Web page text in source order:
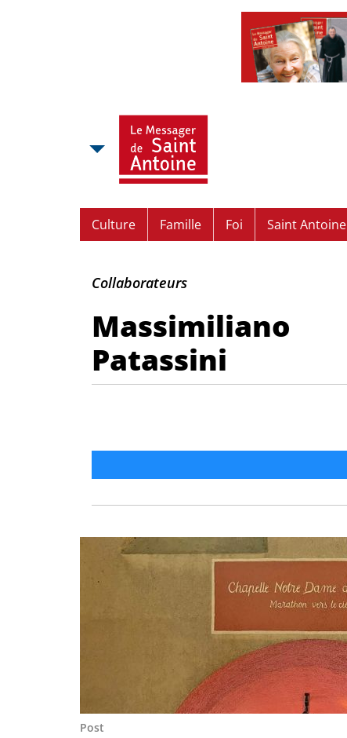
Culture Famille Foi Saint Antoine
Frère
Massimiliano
Patassini
Collaborateurs
Massimiliano
Patassini
Post